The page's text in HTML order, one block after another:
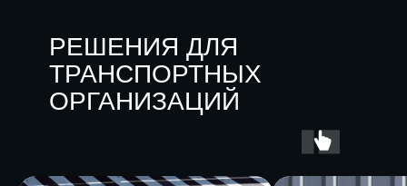
РЕШЕНИЯ ДЛЯ
ТРАНСПОРТНЫХ
ОРГАНИЗАЦИЙ